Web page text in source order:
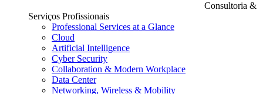
Consultoria &
Serviços Profissionais
Professional Services at a Glance
Cloud
Artificial Intelligence
Cyber Security
Collaboration & Modern Workplace
Data Center
Networking, Wireless & Mobility